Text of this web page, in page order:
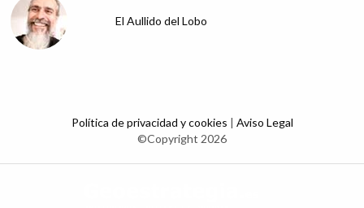
El Aullido del Lobo
Política de privacidad y cookies | Aviso Legal
©Copyright 2026